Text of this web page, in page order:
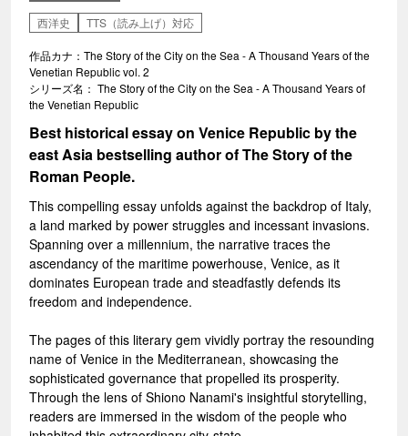
西洋史
TTS（読み上げ）対応
作品カナ：The Story of the City on the Sea - A Thousand Years of the
Venetian Republic vol. 2
シリーズ名： The Story of the City on the Sea - A Thousand Years of
the Venetian Republic
Best historical essay on Venice Republic by the
east Asia bestselling author of The Story of the
Roman People.
This compelling essay unfolds against the backdrop of Italy,
a land marked by power struggles and incessant invasions.
Spanning over a millennium, the narrative traces the
ascendancy of the maritime powerhouse, Venice, as it
dominates European trade and steadfastly defends its
freedom and independence.
The pages of this literary gem vividly portray the resounding
name of Venice in the Mediterranean, showcasing the
sophisticated governance that propelled its prosperity.
Through the lens of Shiono Nanami's insightful storytelling,
readers are immersed in the wisdom of the people who